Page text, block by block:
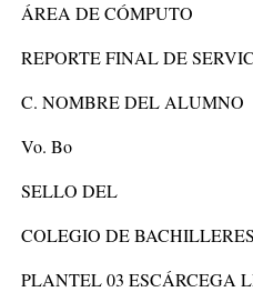
ÁREA DE CÓMPUTO
REPORTE FINAL DE
C. NOMBRE DEL ALUMNO
Vo. Bo
SELLO DEL
COLEGIO DE BACHILLERES
PLANTEL 03 ESCÁRCEGA